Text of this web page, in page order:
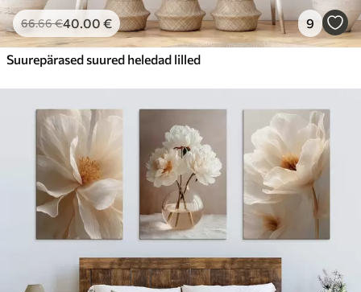
66.66€40.00 € 9
Suurepärased suured heledad lilled